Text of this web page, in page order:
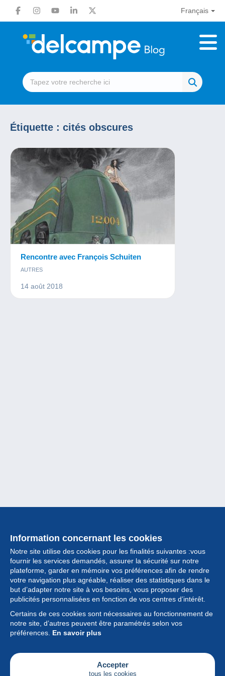
Français
Étiquette : cités obscures
Rencontre avec François Schuiten
AUTRES
14 août 2018
Information concernant les cookies
Notre site utilise des cookies pour les finalités suivantes :vous
fournir les services demandés, assurer la sécurité sur notre
plateforme, garder en mémoire vos préférences afin de rendre
votre navigation plus agréable, réaliser des statistiques dans le
but d’adapter notre site à vos besoins, vous proposer des
publicités personnalisées en fonction de vos centres d’intérêt.
Certains de ces cookies sont nécessaires au fonctionnement de
notre site, d’autres peuvent être paramétrés selon vos
préférences. En savoir plus
Accepter
tous les cookies
Collection
Actualités
Fonctionnalités
Société